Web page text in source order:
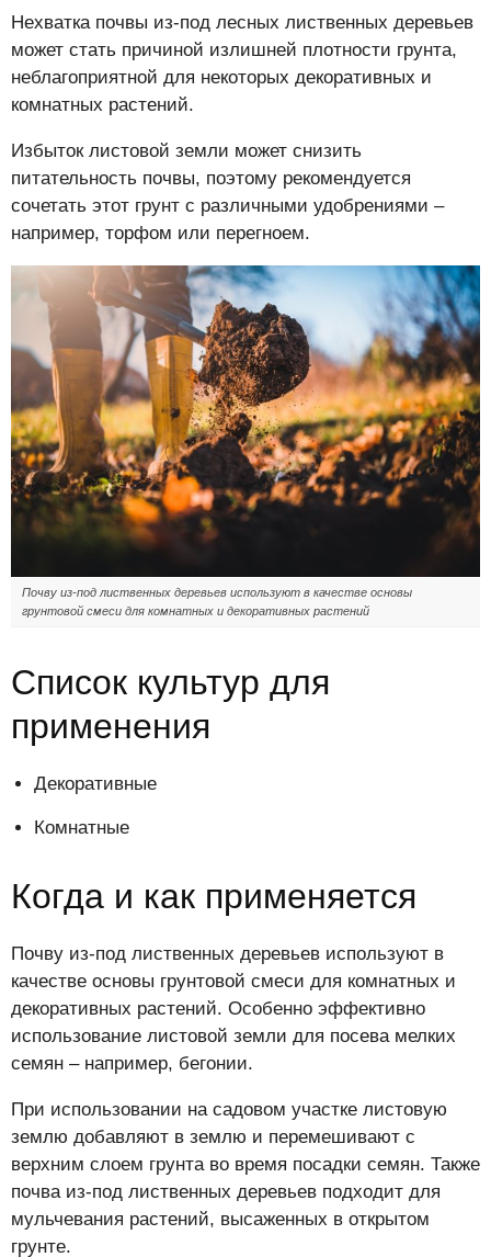
Нехватка почвы из-под лесных лиственных деревьев
может стать причиной излишней плотности грунта,
неблагоприятной для некоторых декоративных и
комнатных растений.
Избыток листовой земли может снизить
питательность почвы, поэтому рекомендуется
сочетать этот грунт с различными удобрениями –
например, торфом или перегноем.
Почву из-под лиственных деревьев используют в качестве основы
грунтовой смеси для комнатных и декоративных растений
Список культур для
применения
Декоративные
Комнатные
Когда и как применяется
Почву из-под лиственных деревьев используют в
качестве основы грунтовой смеси для комнатных и
декоративных растений. Особенно эффективно
использование листовой земли для посева мелких
семян – например, бегонии.
При использовании на садовом участке листовую
землю добавляют в землю и перемешивают с
верхним слоем грунта во время посадки семян. Также
почва из-под лиственных деревьев подходит для
мульчевания растений, высаженных в открытом
грунте.